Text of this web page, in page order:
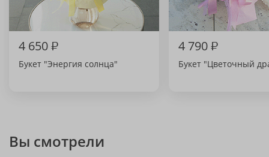
4 650₽
Букет "Энергия солнца"
4 790₽
Букет "Цветочный
Вы смотрели